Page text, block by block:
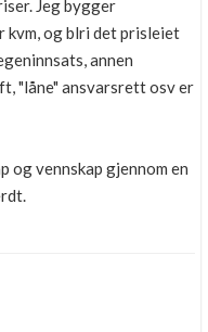
Jeg bygger
kvm, og blri det prisleiet
annen
"låne" ansvarsrett osv er
og vennskap gjennom en